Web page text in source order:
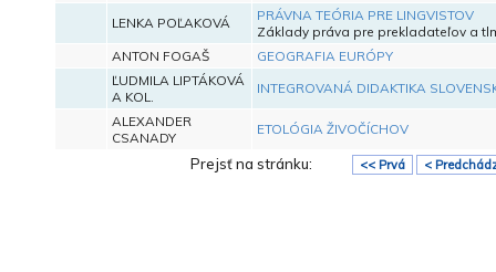
LENKA POĽAKOVÁ
PRÁVNA TEÓRIA PRE LINGVISTOV
Základy práva pre prekladateľov a
ANTON FOGAŠ
GEOGRAFIA EURÓPY
ĽUDMILA LIPTÁKOVÁ
A KOL.
INTEGROVANÁ DIDAKTIKA
ALEXANDER
CSANADY
ETOLÓGIA ŽIVOČÍCHOV
Prejsť na stránku: << Prvá <